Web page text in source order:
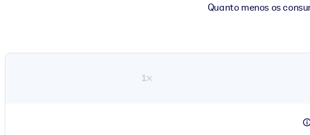
Quanto menos os
1×